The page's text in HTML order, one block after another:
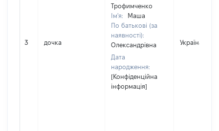
3 дочка
Трофимченко
Ім'я:
Маша
По батькові (за
наявності):
Олександрівна
Дата
народження:
[Конфіденційна
інформація]
Україна